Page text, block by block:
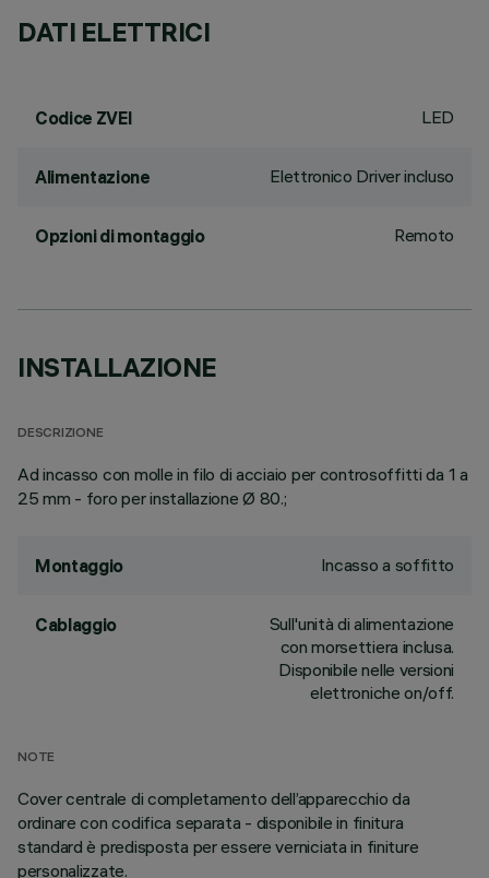
DATI ELETTRICI
Codice ZVEI LED
Alimentazione Elettronico Driver incluso
Opzioni di montaggio Remoto
INSTALLAZIONE
DESCRIZIONE
Ad incasso con molle in filo di acciaio per controsoffitti da 1 a
25 mm - foro per installazione Ø 80.;
Montaggio Incasso a soffitto
Cablaggio
Sull'unità di alimentazione
con morsettiera inclusa.
Disponibile nelle versioni
elettroniche on/off.
NOTE
Cover centrale di completamento dell’apparecchio da
ordinare con codifica separata - disponibile in finitura
standard è predisposta per essere verniciata in finiture
personalizzate.